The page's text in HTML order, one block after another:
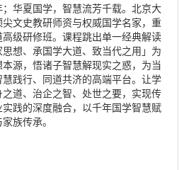
华夏国学，智慧流芳千载。北京大
文史教研师资与权威国学名家，重
级研修班。课程跳出单一经典解读
想、承国学大道、致当代之用」为
源，悟诸子智慧解现实之惑，为当
践行、同道共济的高端平台。让学
道、治企之智、处世之要，实现传
践的深度融合，以千年国学智慧赋
族传承。